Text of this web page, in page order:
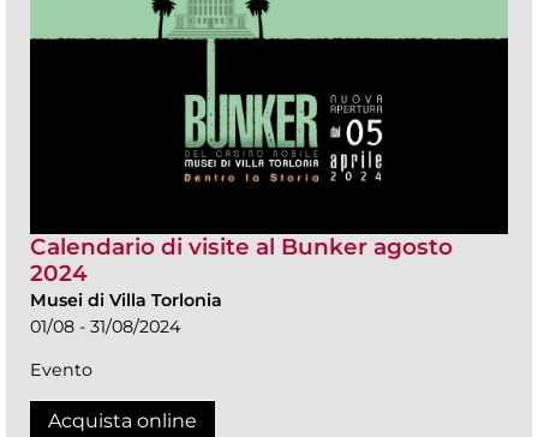
Calendario di visite al Bunker agosto
2024
Musei di Villa Torlonia
01/08 - 31/08/2024
Evento
Acquista online